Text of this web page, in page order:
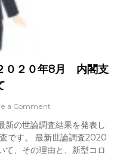
０２０年8月 内閣支
a Commento
世
論
調
新の世論調査結果を発表し
です。 最新世論調査2020
、その理由と、新型コロ